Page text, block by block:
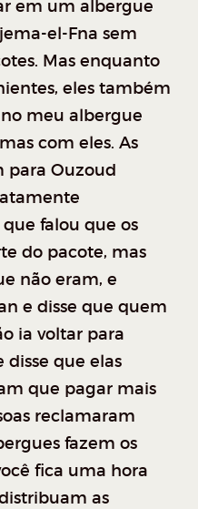
em um albergue
el-Fna sem
Mas enquanto
eles também
no meu albergue
com eles. As
para Ouzoud
falou que os
do pacote, mas
não eram, e
e disse que quem
ia voltar para
disse que elas
que pagar mais
reclamaram
fazem os
fica uma hora
as